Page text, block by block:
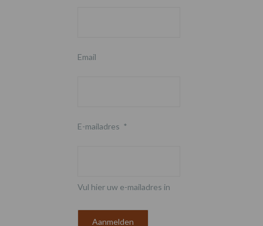
Email
E-mailadres *
Vul hier uw e-mailadres in